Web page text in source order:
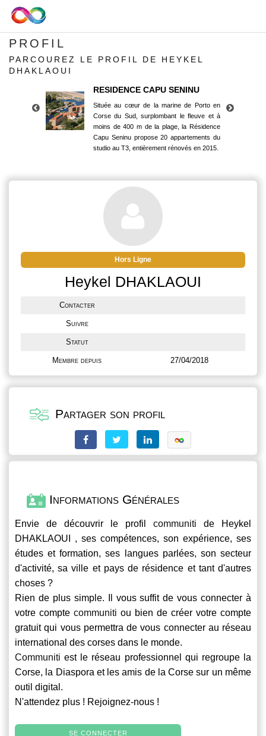
PROFIL
PARCOUREZ LE PROFIL DE HEYKEL
DHAKLAOUI
RESIDENCE CAPU SENINU
Située au cœur de la marine de Porto en
Corse du Sud, surplombant le fleuve et à
moins de 400 m de la plage, la Résidence
Capu Seninu propose 20 appartements du
studio au T3, entièrement rénovés en 2015.
Corse du Sud, surplombant le fleuve et à
moins de 400 m de la plage, la Résidence
Capu Seninu propose 20 appartements du
studio au T3, entièrement rénovés en 2015.
Hors Ligne
Heykel DHAKLAOUI
Contacter
Suivre
Statut
Membre depuis 27/04/2018
Partager son profil
Informations Générales
Envie de découvrir le profil communiti de Heykel
DHAKLAOUI , ses compétences, son expérience, ses
études et formation, ses langues parlées, son secteur
d'activité, sa ville et pays de résidence et tant d'autres
choses ?
Rien de plus simple. Il vous suffit de vous connecter à
votre compte communiti ou bien de créer votre compte
gratuit qui vous permettra de vous connecter au réseau
international des corses dans le monde.
Communiti est le réseau professionnel qui regroupe la
Corse, la Diaspora et les amis de la Corse sur un même
outil digital.
N'attendez plus ! Rejoignez-nous !
SE CONNECTER